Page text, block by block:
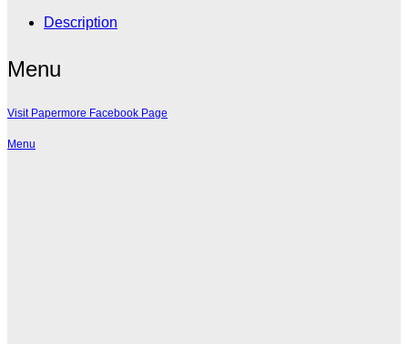
Description
Menu
Visit Papermore Facebook Page
Menu